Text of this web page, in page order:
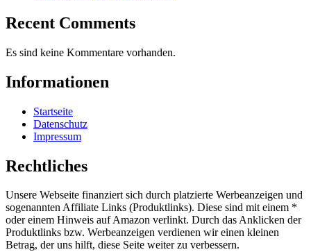
Recent Comments
Es sind keine Kommentare vorhanden.
Informationen
Startseite
Datenschutz
Impressum
Rechtliches
Unsere Webseite finanziert sich durch platzierte Werbeanzeigen und
sogenannten Affiliate Links (Produktlinks). Diese sind mit einem *
oder einem Hinweis auf Amazon verlinkt. Durch das Anklicken der
Produktlinks bzw. Werbeanzeigen verdienen wir einen kleinen
Betrag, der uns hilft, diese Seite weiter zu verbessern.